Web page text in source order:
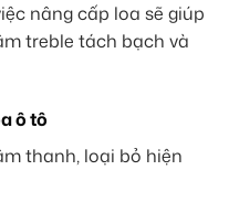
nâng cấp loa sẽ giúp
treble tách bạch và
ô tô
thanh, loại bỏ hiện